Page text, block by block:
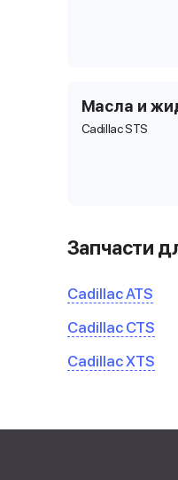
Масла и
Cadillac STS
Запчасти
Cadillac ATS
Cadillac CTS
Cadillac XTS